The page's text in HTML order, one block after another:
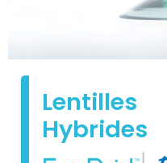
Lentilles
Hybrides